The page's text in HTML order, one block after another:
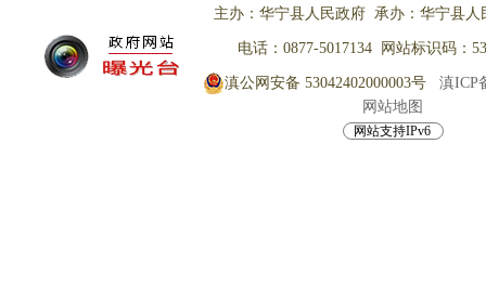
主办：华宁县人民政府 承办：华宁县人
电话：0877-5017134 网站标识码：
滇公网安备 53042402000003号
滇ICP
网站地图
网站支持IPv6